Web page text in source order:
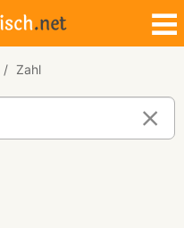
Zahl